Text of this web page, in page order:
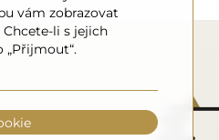
vám zobrazovat
li s jejich